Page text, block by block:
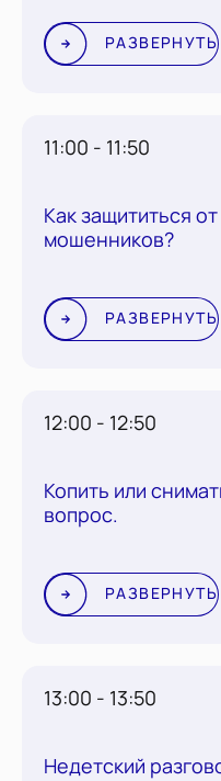
РАЗВЕРНУТЬ
11:00 - 11:50
Как защититься
мошенников?
РАЗВЕРНУТЬ
12:00 - 12:50
Копить или
вопрос.
РАЗВЕРНУТЬ
13:00 - 13:50
Недетский